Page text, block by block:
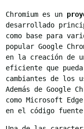
Chromium es un
desarrollado
como base para
popular Google
en la creación de
eficiente que
cambiantes de los
Además de Google
como Microsoft
en el código fuente